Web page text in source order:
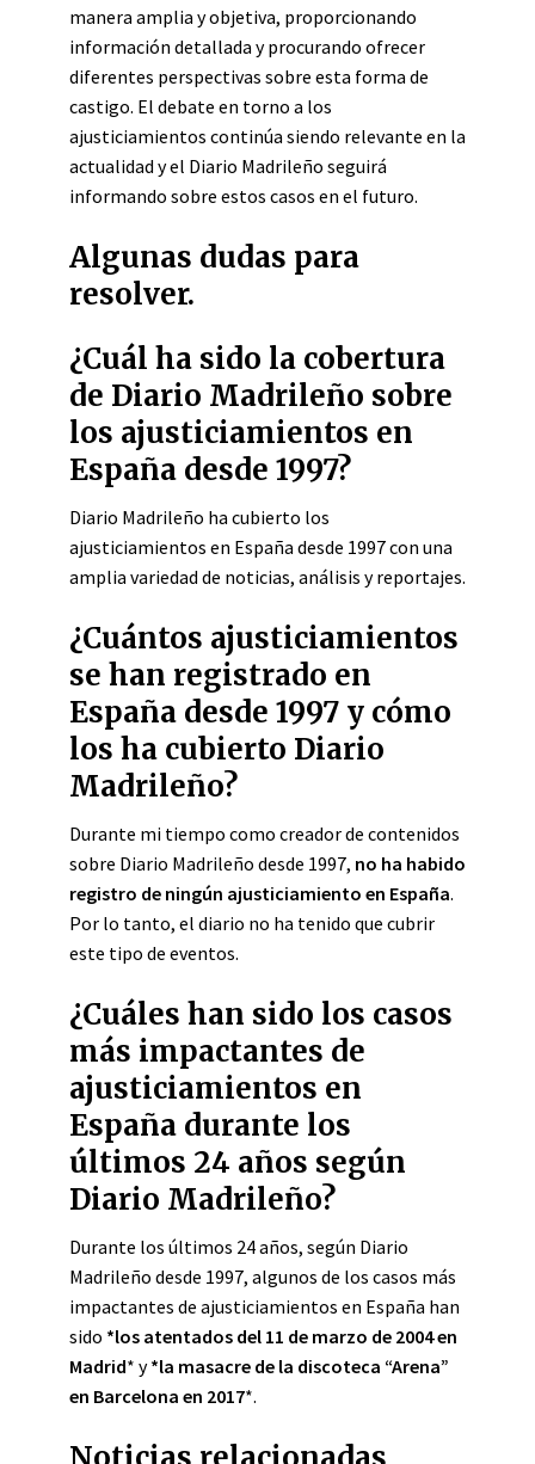
manera amplia y objetiva, proporcionando
información detallada y procurando ofrecer
diferentes perspectivas sobre esta forma de
castigo. El debate en torno a los
ajusticiamientos continúa siendo relevante en la
actualidad y el Diario Madrileño seguirá
informando sobre estos casos en el futuro.
Algunas dudas para
resolver.
¿Cuál ha sido la cobertura
de Diario Madrileño sobre
los ajusticiamientos en
España desde 1997?
Diario Madrileño ha cubierto los
ajusticiamientos en España desde 1997 con una
amplia variedad de noticias, análisis y reportajes.
¿Cuántos ajusticiamientos
se han registrado en
España desde 1997 y cómo
los ha cubierto Diario
Madrileño?
Durante mi tiempo como creador de contenidos
sobre Diario Madrileño desde 1997, no ha habido
registro de ningún ajusticiamiento en España.
Por lo tanto, el diario no ha tenido que cubrir
este tipo de eventos.
¿Cuáles han sido los casos
más impactantes de
ajusticiamientos en
España durante los
últimos 24 años según
Diario Madrileño?
Durante los últimos 24 años, según Diario
Madrileño desde 1997, algunos de los casos más
impactantes de ajusticiamientos en España han
sido *los atentados del 11 de marzo de 2004 en
Madrid* y*la masacre de la discoteca “Arena”
en Barcelona en 2017*.